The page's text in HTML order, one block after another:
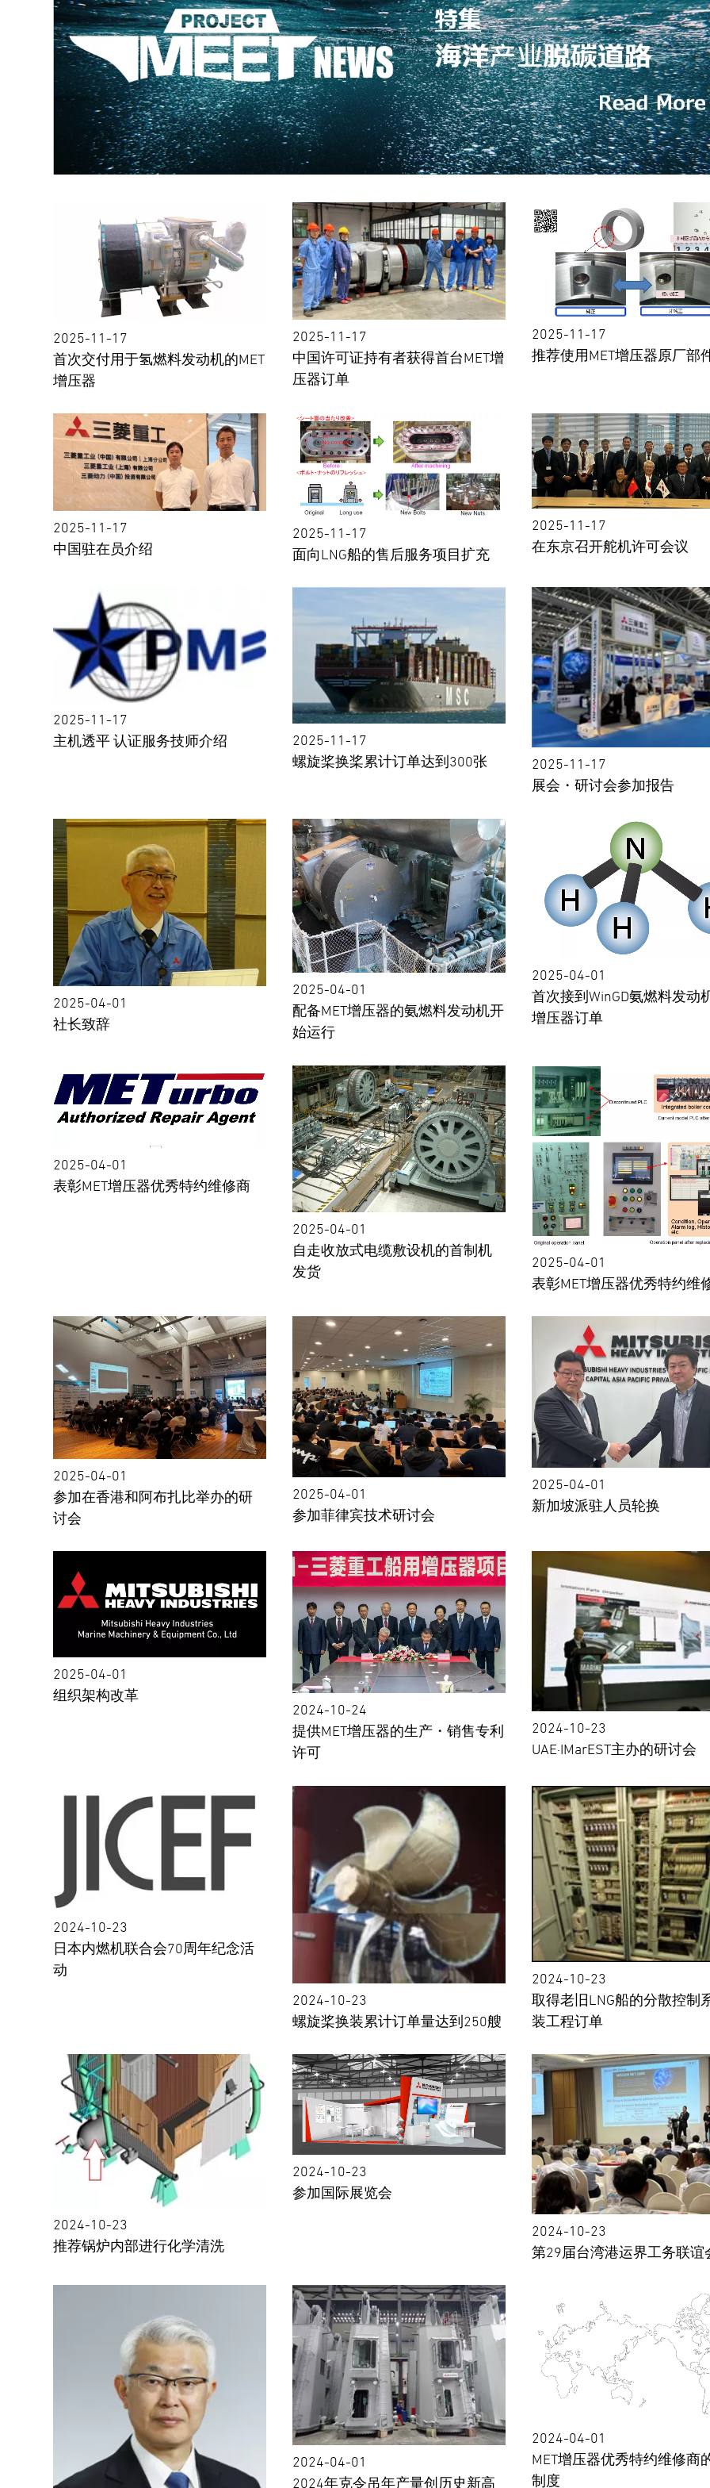
2025-11-17
首次交付用于氢燃料发动机的MET
增压器
2025-11-17
中国许可证持有者获得首台MET增
压器订单
2025-11-17
推荐使用MET增压器原厂部
2025-11-17
中国驻在员介绍
2025-11-17
面向LNG船的售后服务项目扩充
2025-11-17
在东京召开舵机许可会议
2025-11-17
主机透平 认证服务技师介绍
2025-11-17
螺旋桨换桨累计订单达到300张
2025-11-17
展会・研讨会参加报告
2025-04-01
社长致辞
2025-04-01
配备MET增压器的氨燃料发动机开
始运⾏
2025-04-01
⾸次接到WinGD氨燃料发动
增压器订单
2025-04-01
表彰MET增压器优秀特约维修商
2025-04-01
自走收放式电缆敷设机的首制机
发货
2025-04-01
表彰MET增压器优秀特约维
2025-04-01
参加在⾹港和阿布扎⽐举办的研
讨会
2025-04-01
参加菲律宾技术研讨会
2025-04-01
新加坡派驻⼈员轮换
2025-04-01
组织架构改⾰
2024-10-24
提供MET增压器的生产・销售专利
许可
2024-10-23
UAE·IMarEST主办的研讨会
2024-10-23
日本内燃机联合会70周年纪念活
动
2024-10-23
螺旋桨换装累计订单量达到250艘
2024-10-23
取得老旧LNG船的分散控制
装工程订单
2024-10-23
推荐锅炉内部进行化学清洗
2024-10-23
参加国际展览会
2024-10-23
第29届台湾港运界工务联谊
2024-04-01
2024年克令吊年产量创历史新高
2024-04-01
MET增压器优秀特约维修商
制度